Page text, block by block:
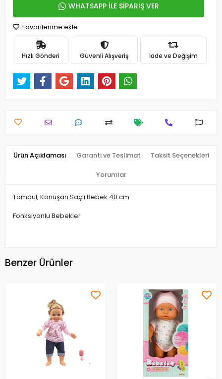
WHATSAPP İLE SİPARİŞ VER
Favorilerime ekle
Hızlı Gönderi Güvenli Alışveriş İade ve Değişim
Ürün Açıklaması Garanti ve Teslimat Taksit Seçenekleri
Yorumlar
Tombul, Konuşan Saçlı Bebek 40 cm
Fonksiyonlu Bebekler
Benzer Ürünler